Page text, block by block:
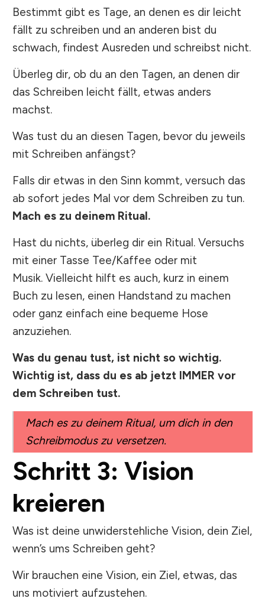
Bestimmt gibt es Tage, an denen es dir leicht
fällt zu schreiben und an anderen bist du
schwach, findest Ausreden und schreibst nicht.
Überleg dir, ob du an den Tagen, an denen dir
das Schreiben leicht fällt, etwas anders
machst.
Was tust du an diesen Tagen, bevor du jeweils
mit Schreiben anfängst?
Falls dir etwas in den Sinn kommt, versuch das
ab sofort jedes Mal vor dem Schreiben zu tun.
Mach es zu deinem Ritual.
Hast du nichts, überleg dir ein Ritual. Versuchs
mit einer Tasse Tee/Kaffee oder mit
Musik. Vielleicht hilft es auch, kurz in einem
Buch zu lesen, einen Handstand zu machen
oder ganz einfach eine bequeme Hose
anzuziehen.
Was du genau tust, ist nicht so wichtig.
Wichtig ist, dass du es ab jetzt IMMER vor
dem Schreiben tust.
Mach es zu deinem Ritual, um dich in den
Schreibmodus zu versetzen.
Schritt 3: Vision
kreieren
Was ist deine unwiderstehliche Vision, dein Ziel,
wenn’s ums Schreiben geht?
Wir brauchen eine Vision, ein Ziel, etwas, das
uns motiviert aufzustehen.